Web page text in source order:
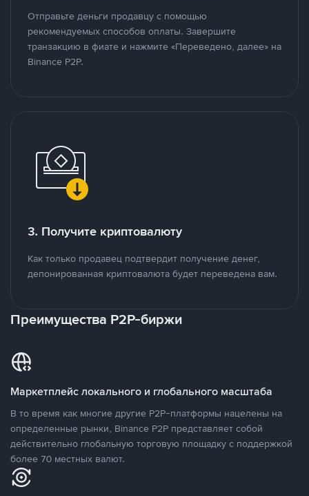
Отправьте деньги продавцу с помощью
рекомендуемых способов оплаты. Завершите
транзакцию в фиате и нажмите «Переведено, далее» на
Binance P2P.
3. Получите криптовалюту
Как только продавец подтвердит получение денег,
депонированная криптовалюта будет переведена вам.
Преимущества P2P-биржи
Маркетплейс локального и глобального масштаба
В то время как многие другие P2P-платформы нацелены на
определенные рынки, Binance P2P представляет собой
действительно глобальную торговую площадку с поддержкой
более 70 местных валют.